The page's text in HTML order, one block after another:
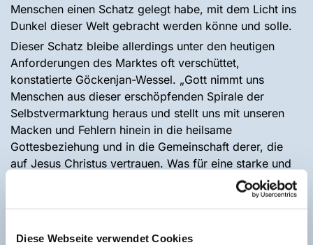
Diese Webseite verwendet Cookies
Menschen einen Schatz gelegt habe, mit dem Licht ins
Dunkel dieser Welt gebracht werden könne und solle.
Dieser Schatz bleibe allerdings unter den heutigen
Anforderungen des Marktes oft verschüttet,
konstatierte Göckenjan-Wessel. „Gott nimmt uns
Menschen aus dieser erschöpfenden Spirale der
Selbstvermarktung heraus und stellt uns mit unseren
Macken und Fehlern hinein in die heilsame
Gottesbeziehung und in die Gemeinschaft derer, die
auf Jesus Christus vertrauen. Was für eine starke und
widerstände Botschaft“, führte Göckenjan-Wessel aus
und ergänzte: „Sich erneuern zu lassen, neu zu
werden, ist im Kern keine Zumutung, sondern ein